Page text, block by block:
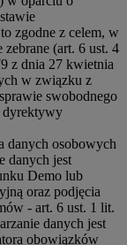
zgodne z celem, w
(art. 6 ust. 4
z dnia 27 kwietnia
w związku z
swobodnego
dyrektywy
danych osobowych
danych jest
Demo lub
oraz podjęcia
- art. 6 ust. 1 lit.
danych jest
obowiązków